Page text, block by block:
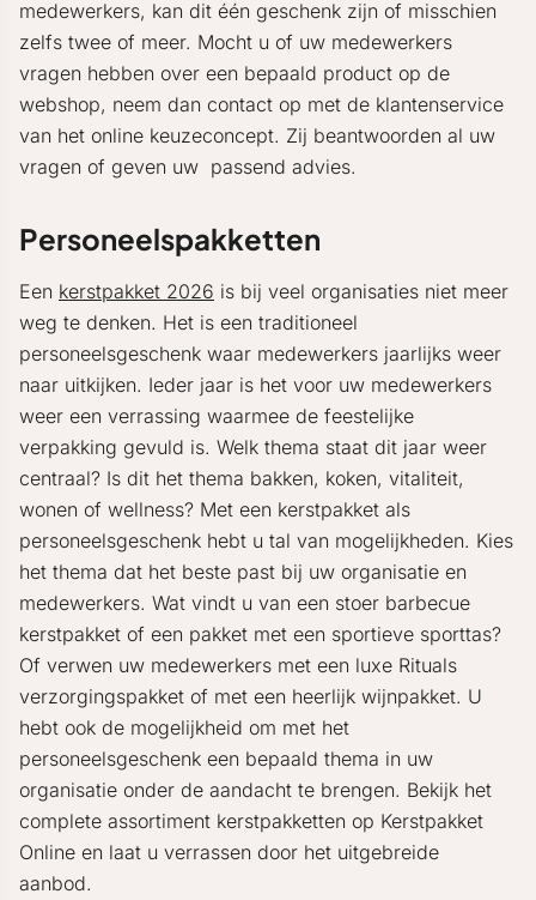
medewerkers, kan dit één geschenk zijn of misschien
zelfs twee of meer. Mocht u of uw medewerkers
vragen hebben over een bepaald product op de
webshop, neem dan contact op met de klantenservice
van het online keuzeconcept. Zij beantwoorden al uw
vragen of geven uw passend advies.
Personeelspakketten
Een kerstpakket 2026 is bij veel organisaties niet meer
weg te denken. Het is een traditioneel
personeelsgeschenk waar medewerkers jaarlijks weer
naar uitkijken. Ieder jaar is het voor uw medewerkers
weer een verrassing waarmee de feestelijke
verpakking gevuld is. Welk thema staat dit jaar weer
centraal? Is dit het thema bakken, koken, vitaliteit,
wonen of wellness? Met een kerstpakket als
personeelsgeschenk hebt u tal van mogelijkheden. Kies
het thema dat het beste past bij uw organisatie en
medewerkers. Wat vindt u van een stoer barbecue
kerstpakket of een pakket met een sportieve sporttas?
Of verwen uw medewerkers met een luxe Rituals
verzorgingspakket of met een heerlijk wijnpakket. U
hebt ook de mogelijkheid om met het
personeelsgeschenk een bepaald thema in uw
organisatie onder de aandacht te brengen. Bekijk het
complete assortiment kerstpakketten op Kerstpakket
Online en laat u verrassen door het uitgebreide
aanbod.